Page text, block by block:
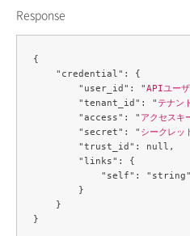
Response
{
    "credential": {
        "user_id": "
APIユー
        "tenant_id": "
テナン
        "access": "
アクセス
        "secret": "
シークレッ
        "trust_id": null,
        "links": {
            "self": "string"
        }
    }